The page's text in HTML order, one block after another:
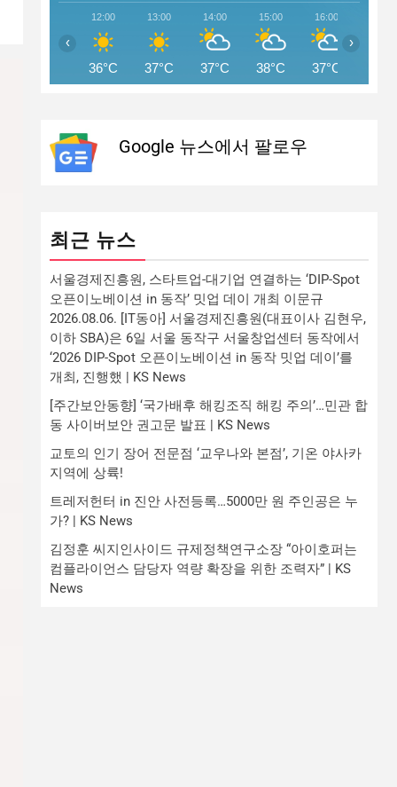
12:00
36°C
13:00
37°C
14:00
37°C
15:00
38°C
16:00
37°C
‹ ›
Google 뉴스에서 팔로우
최근 뉴스
서울경제진흥원, 스타트업-대기업 연결하는 ‘DIP-Spot
오픈이노베이션 in 동작’ 밋업 데이 개최 이문규
2026.08.06. [IT동아] 서울경제진흥원(대표이사 김현우,
이하 SBA)은 6일 서울 동작구 서울창업센터 동작에서
‘2026 DIP-Spot 오픈이노베이션 in 동작 밋업 데이’를
개최, 진행했 | KS News
[주간보안동향] ‘국가배후 해킹조직 해킹 주의’…민관 합
동 사이버보안 권고문 발표 | KS News
교토의 인기 장어 전문점 ‘교우나와 본점’, 기온 야사카
지역에 상륙!
트레저헌터 in 진안 사전등록…5000만 원 주인공은 누
가? | KS News
김정훈 씨지인사이드 규제정책연구소장 “아이호퍼는
컴플라이언스 담당자 역량 확장을 위한 조력자” | KS
News